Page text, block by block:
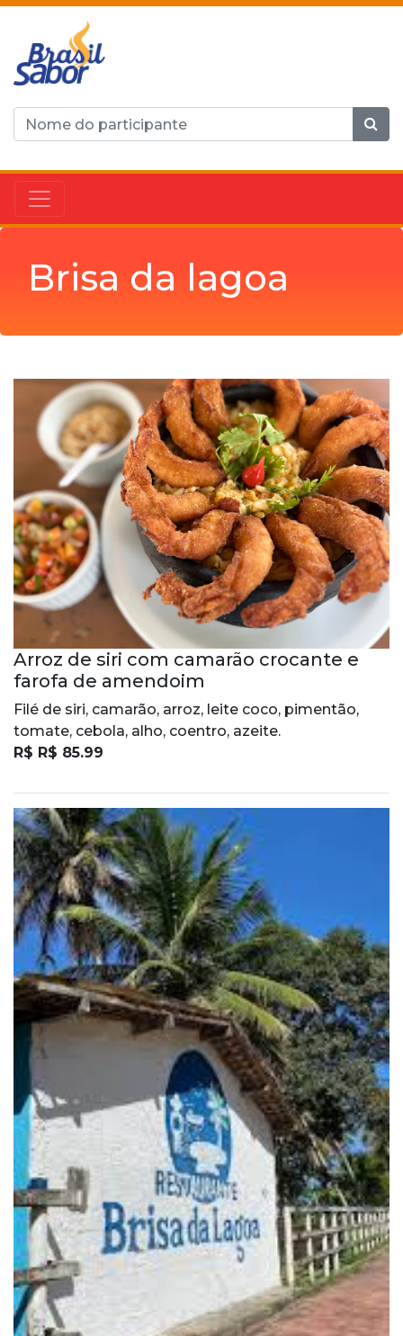
Brisa da lagoa
Arroz de siri com camarão crocante e
farofa de amendoim
Filé de siri, camarão, arroz, leite coco, pimentão,
tomate, cebola, alho, coentro, azeite.
R$ R$ 85.99